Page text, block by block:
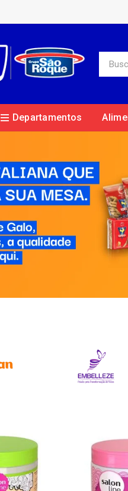
Departamentos